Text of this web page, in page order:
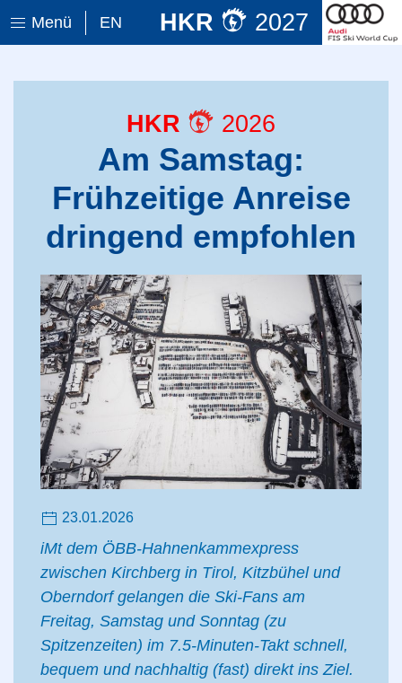
Menü EN HKR 2027
HKR 2026
Am Samstag:
Frühzeitige Anreise
dringend empfohlen
23.01.2026
iMt dem ÖBB-Hahnenkammexpress
zwischen Kirchberg in Tirol, Kitzbühel und
Oberndorf gelangen die Ski-Fans am
Freitag, Samstag und Sonntag (zu
Spitzenzeiten) im 7.5-Minuten-Takt schnell,
bequem und nachhaltig (fast) direkt ins Ziel.